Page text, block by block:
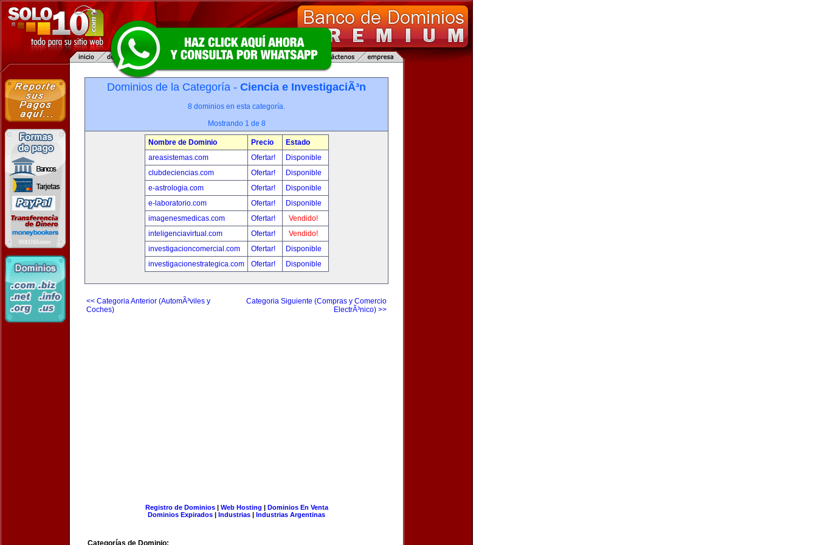
Dominios de la Categoría - Ciencia e InvestigaciÃ³n
8 dominios en esta categoría.
Mostrando 1 de 8
Nombre de Dominio Precio
Estado
areasistemas.com
Ofertar!
Disponible
clubdeciencias.com
Ofertar!
Disponible
e-astrologia.com
Ofertar!
Disponible
e-laboratorio.com
Ofertar!
Disponible
imagenesmedicas.com
Ofertar!
Vendido!
inteligenciavirtual.com
Ofertar!
Vendido!
investigacioncomercial.com
Ofertar!
Disponible
investigacionestrategica.com
Ofertar! Disponible
<< Categoria Anterior (AutomÃ³viles y
Coches)
Categoria Siguiente (Compras y Comercio
ElectrÃ³nico) >>
Registro de Dominios| Web Hosting | Dominios En Venta
Dominios Expirados | Industrias | Industrias Argentinas
Categorías de Dominio: